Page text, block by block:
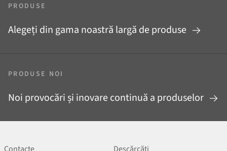
PRODUSE
Alegeți din gama noastră largă de produse
PRODUSE NOI
Noi provocări și inovare continuă a produselor